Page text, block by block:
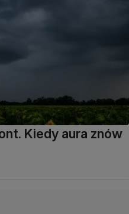
Kiedy aura znów